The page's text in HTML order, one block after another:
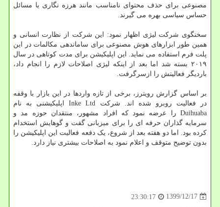
مصنوعی برای حذف محتوای نامناسب مانند هرزه نگاری یا مسائل
حساس سیاسی بهره می گیرند.
سخنگوی شرکت لیژی اظهار نمود: این شرکت از نظارت انسانی و
همین طور ابزارهای هوش مصنوعی برای ساماندهی مکالمات در این
پلت فرم استفاده می نماید. این اپلیکیشن برای مدت کوتاهی در سال
۲۰۱۹ بسته شد اما بعد از اینکه لیژی اصلاحات لازم را انجام داد،
باردیگر فعالیتش را ازسرگرفت.
بر اساس گزارش رویترز، برخی از تازه واردها در این بازار با وقفه
در فعالیت روبرو شده اند. شرکت Inke Ltd اپلیکیشنی به نام
Duihuaba را عرضه نمود که افراد مشهور، منتقدان حوزه مد و
سرمایه گذاران حرفه ای را برای میزبانی گفت و گوهایش استخدام
کرده بود. اما دو هفته بعد از شروع، یک دفعه فعالیت این اپلیکیشن را
بدون توضیح متوقف و اعلام نمود به اصلاحات بیشتری نیاز دارد.
1399/12/17
23:30:17